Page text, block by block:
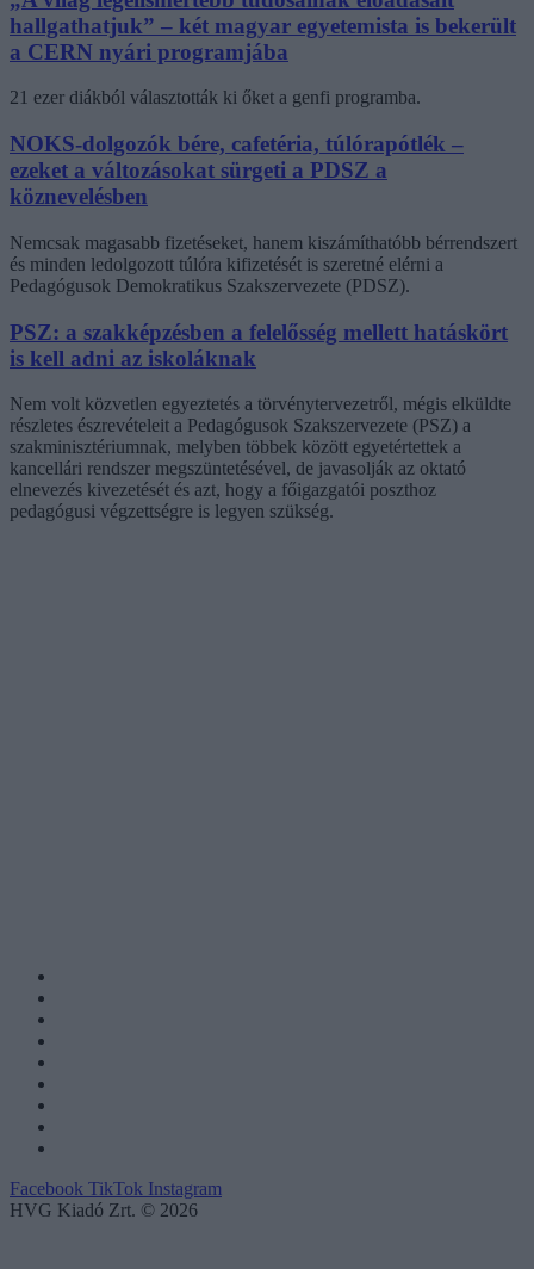
hallgathatjuk” – két magyar egyetemista is bekerült
a CERN nyári programjába
21 ezer diákból választották ki őket a genfi programba.
NOKS-dolgozók bére, cafetéria, túlórapótlék –
ezeket a változásokat sürgeti a PDSZ a
köznevelésben
Nemcsak magasabb fizetéseket, hanem kiszámíthatóbb bérrendszert
és minden ledolgozott túlóra kifizetését is szeretné elérni a
Pedagógusok Demokratikus Szakszervezete (PDSZ).
PSZ: a szakképzésben a felelősség mellett hatáskört
is kell adni az iskoláknak
Nem volt közvetlen egyeztetés a törvénytervezetről, mégis elküldte
részletes észrevételeit a Pedagógusok Szakszervezete (PSZ) a
szakminisztériumnak, melyben többek között egyetértettek a
kancellári rendszer megszüntetésével, de javasolják az oktató
elnevezés kivezetését és azt, hogy a főigazgatói poszthoz
pedagógusi végzettségre is legyen szükség.
Facebook TikTok Instagram
HVG Kiadó Zrt. © 2026